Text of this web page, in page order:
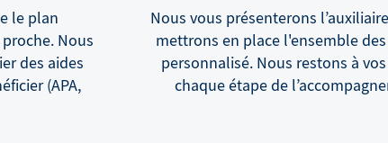
le plan
Nous
des aides
(APA,
Nous vous présenterons
mettrons en place l'ensemble des
personnalisé. Nous restons à
chaque étape de